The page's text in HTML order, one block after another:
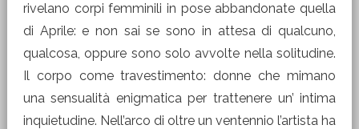
rivelano corpi femminili in pose abbandonate quella
di Aprile: e non sai se sono in attesa di qualcuno,
qualcosa, oppure sono solo avvolte nella solitudine.
Il corpo come travestimento: donne che mimano
una sensualità enigmatica per trattenere un’ intima
inquietudine. Nell’arco di oltre un ventennio l’artista ha